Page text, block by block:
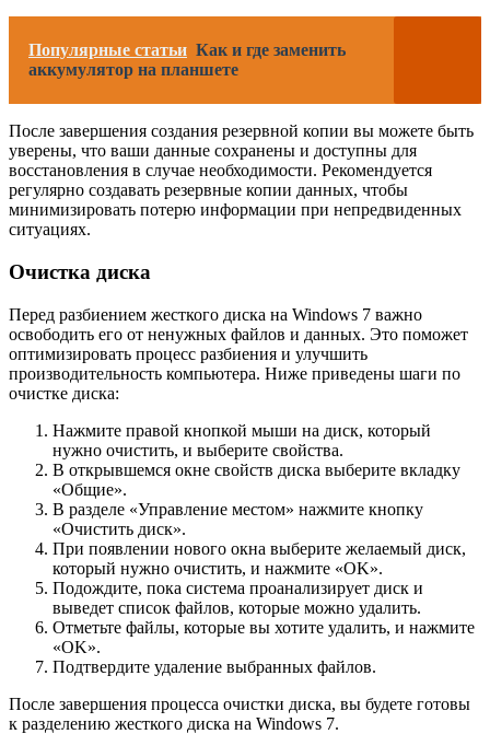
Популярные статьи Как и где заменить
аккумулятор на планшете
После завершения создания резервной копии вы можете быть
уверены, что ваши данные сохранены и доступны для
восстановления в случае необходимости. Рекомендуется
регулярно создавать резервные копии данных, чтобы
минимизировать потерю информации при непредвиденных
ситуациях.
Очистка диска
Перед разбиением жесткого диска на Windows 7 важно
освободить его от ненужных файлов и данных. Это поможет
оптимизировать процесс разбиения и улучшить
производительность компьютера. Ниже приведены шаги по
очистке диска:
Нажмите правой кнопкой мыши на диск, который
нужно очистить, и выберите свойства.
В открывшемся окне свойств диска выберите вкладку
«Общие».
В разделе «Управление местом» нажмите кнопку
«Очистить диск».
При появлении нового окна выберите желаемый диск,
который нужно очистить, и нажмите «OK».
Подождите, пока система проанализирует диск и
выведет список файлов, которые можно удалить.
Отметьте файлы, которые вы хотите удалить, и нажмите
«OK».
Подтвердите удаление выбранных файлов.
После завершения процесса очистки диска, вы будете готовы
к разделению жесткого диска на Windows 7.